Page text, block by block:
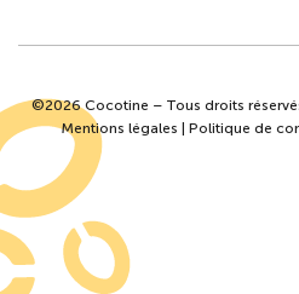
©2026 Cocotine – Tous droits
Mentions légales
Politique de